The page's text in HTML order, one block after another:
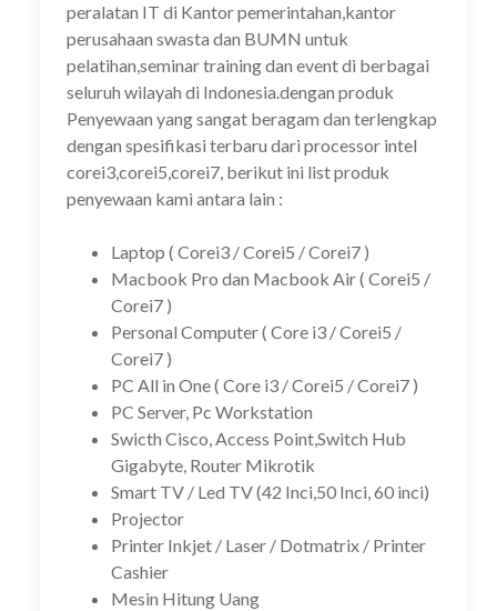
peralatan IT di Kantor pemerintahan,kantor
perusahaan swasta dan BUMN untuk
pelatihan,seminar training dan event di berbagai
seluruh wilayah di Indonesia.dengan produk
Penyewaan yang sangat beragam dan terlengkap
dengan spesifikasi terbaru dari processor intel
corei3,corei5,corei7, berikut ini list produk
penyewaan kami antara lain :
Laptop ( Corei3 / Corei5 / Corei7 )
Macbook Pro dan Macbook Air ( Corei5 /
Corei7 )
Personal Computer ( Core i3 / Corei5 /
Corei7 )
PC All in One ( Core i3 / Corei5 / Corei7 )
PC Server, Pc Workstation
Swicth Cisco, Access Point,Switch Hub
Gigabyte, Router Mikrotik
Smart TV / Led TV (42 Inci,50 Inci, 60 inci)
Projector
Printer Inkjet / Laser / Dotmatrix / Printer
Cashier
Mesin Hitung Uang